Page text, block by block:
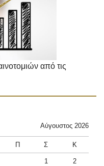
από τις
Αύγουστος 2026
Π Σ Κ
1 2